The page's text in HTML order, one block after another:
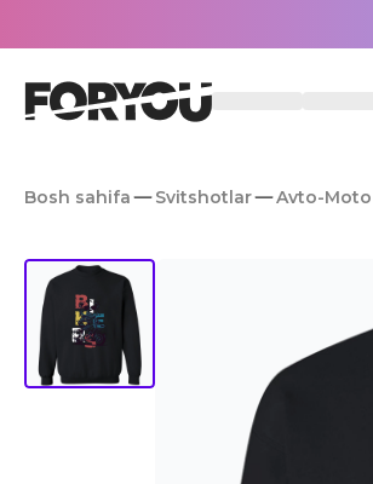
Bosh sahifa Svitshotlar Avto-Moto